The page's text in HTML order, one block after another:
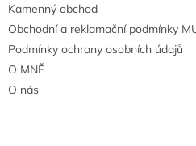
Kamenný obchod
Obchodní a reklamační podmínky
Podmínky ochrany osobních údajů
O MNĚ
O nás